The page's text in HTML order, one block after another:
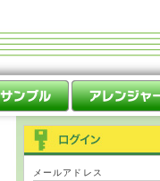
メールアドレス